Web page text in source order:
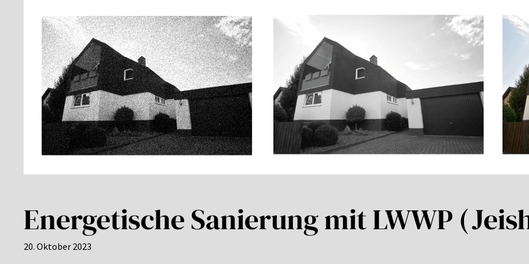
Energetische Sanierung mit LWWP
20. Oktober 2023